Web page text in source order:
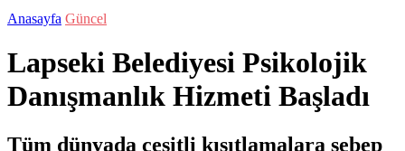
Anasayfa Güncel
Lapseki Belediyesi Psikolojik
Danışmanlık Hizmeti Başladı
Tüm dünyada çeşitli kısıtlamalara sebep